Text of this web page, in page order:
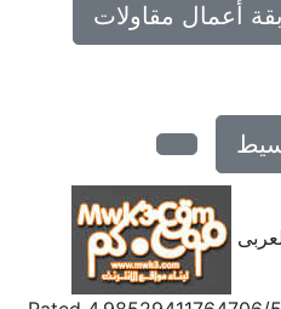
أعمال مقاولات